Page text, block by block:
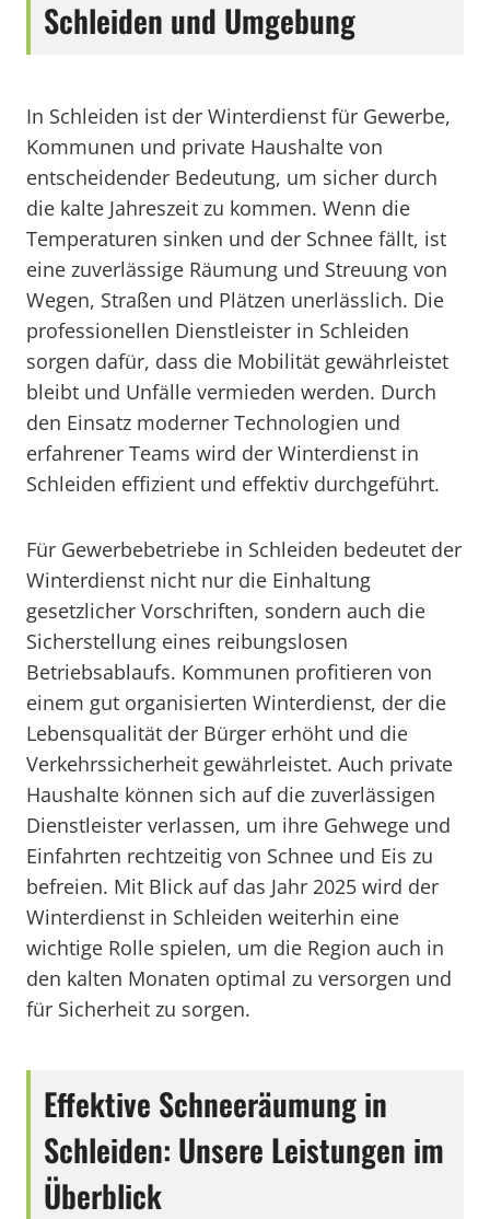
Schleiden und Umgebung
In Schleiden ist der Winterdienst für Gewerbe,
Kommunen und private Haushalte von
entscheidender Bedeutung, um sicher durch
die kalte Jahreszeit zu kommen. Wenn die
Temperaturen sinken und der Schnee fällt, ist
eine zuverlässige Räumung und Streuung von
Wegen, Straßen und Plätzen unerlässlich. Die
professionellen Dienstleister in Schleiden
sorgen dafür, dass die Mobilität gewährleistet
bleibt und Unfälle vermieden werden. Durch
den Einsatz moderner Technologien und
erfahrener Teams wird der Winterdienst in
Schleiden effizient und effektiv durchgeführt.
Für Gewerbebetriebe in Schleiden bedeutet der
Winterdienst nicht nur die Einhaltung
gesetzlicher Vorschriften, sondern auch die
Sicherstellung eines reibungslosen
Betriebsablaufs. Kommunen profitieren von
einem gut organisierten Winterdienst, der die
Lebensqualität der Bürger erhöht und die
Verkehrssicherheit gewährleistet. Auch private
Haushalte können sich auf die zuverlässigen
Dienstleister verlassen, um ihre Gehwege und
Einfahrten rechtzeitig von Schnee und Eis zu
befreien. Mit Blick auf das Jahr 2025 wird der
Winterdienst in Schleiden weiterhin eine
wichtige Rolle spielen, um die Region auch in
den kalten Monaten optimal zu versorgen und
für Sicherheit zu sorgen.
Effektive Schneeräumung in
Schleiden: Unsere Leistungen im
Überblick